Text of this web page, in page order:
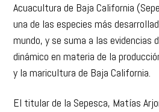
Acuacultura de Baja California
una de las especies más
mundo, y se suma a las evidencias
dinámico en materia de la
y la maricultura de Baja California.
El titular de la Sepesca, Matías